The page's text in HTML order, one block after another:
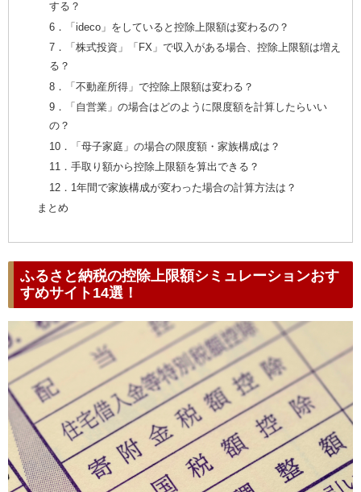
する？
6．「ideco」をしていると控除上限額は変わるの？
7．「株式投資」「FX」で収入がある場合、控除上限額は増え
る？
8．「不動産所得」で控除上限額は変わる？
9．「自営業」の場合はどのように限度額を計算したらいい
の？
10．「母子家庭」の場合の限度額・家族構成は？
11．手取り額から控除上限額を算出できる？
12．1年間で家族構成が変わった場合の計算方法は？
まとめ
ふるさと納税の控除上限額シミュレーションおす
すめサイト14選！